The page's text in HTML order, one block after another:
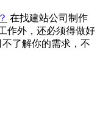
在找建站公司制作
作外，还必须得做好
了解你的需求，不